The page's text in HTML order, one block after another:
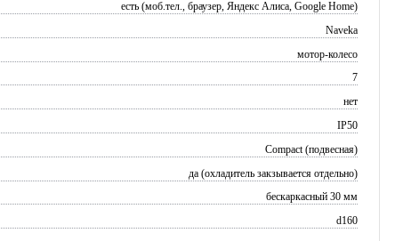
есть (моб.тел., браузер, Яндекс Алиса, Google Home)
Naveka
мотор-колесо
7
нет
IP50
Compact (подвесная)
да (охладитель закзывается отдельно)
бескаркасный 30 мм
d160